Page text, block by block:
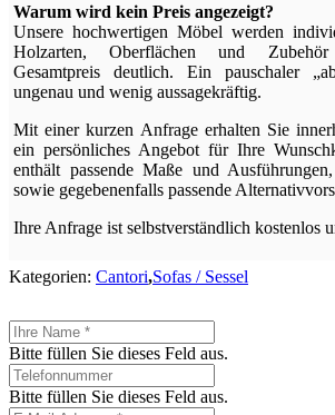
Warum wird kein Preis angezeigt?
Unsere hochwertigen Möbel werden
Holzarten, Oberflächen und
Gesamtpreis deutlich. Ein pauschaler
ungenau und wenig aussagekräftig.
Mit einer kurzen Anfrage erhalten Sie
ein persönliches Angebot für Ihre
enthält passende Maße und
sowie gegebenenfalls passende
Ihre Anfrage ist selbstverständlich kostenlos
Kategorien: Cantori,Sofas / Sessel
Bitte füllen Sie dieses Feld aus.
Bitte füllen Sie dieses Feld aus.